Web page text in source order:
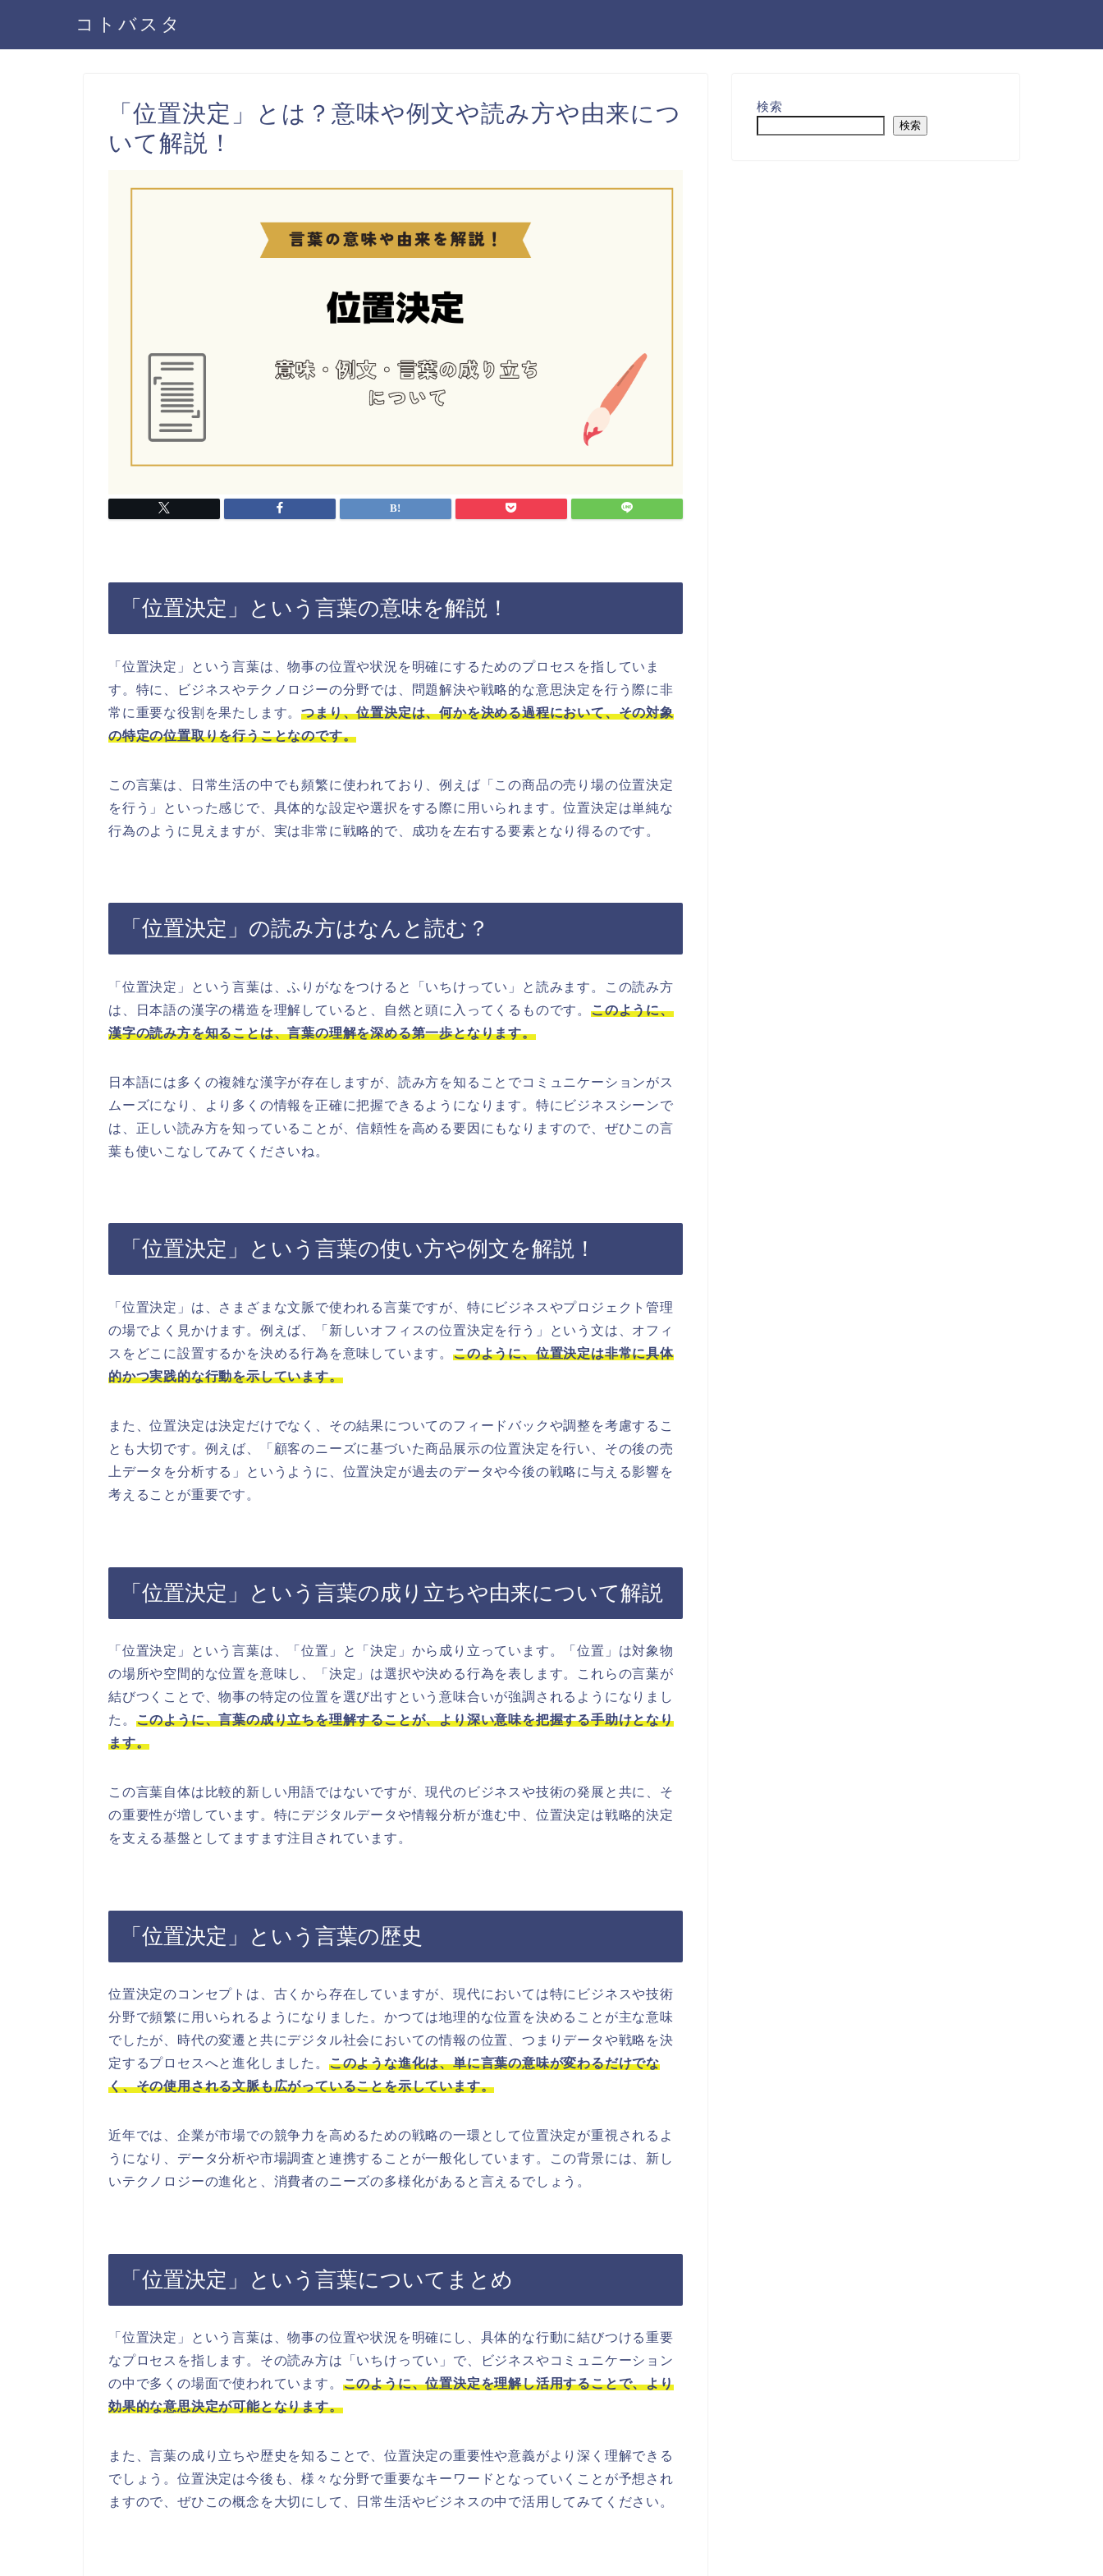
コトバスタ
「位置決定」とは？意味や例文や読み方や由来につ
いて解説！
「位置決定」という言葉の意味を解説！
「位置決定」という言葉は、物事の位置や状況を明確にするためのプロセスを指していま
す。特に、ビジネスやテクノロジーの分野では、問題解決や戦略的な意思決定を行う際に非
常に重要な役割を果たします。つまり、位置決定は、何かを決める過程において、その対象
の特定の位置取りを行うことなのです。
この言葉は、日常生活の中でも頻繁に使われており、例えば「この商品の売り場の位置決定
を行う」といった感じで、具体的な設定や選択をする際に用いられます。位置決定は単純な
行為のように見えますが、実は非常に戦略的で、成功を左右する要素となり得るのです。
「位置決定」の読み方はなんと読む？
「位置決定」という言葉は、ふりがなをつけると「いちけってい」と読みます。この読み方
は、日本語の漢字の構造を理解していると、自然と頭に入ってくるものです。 このように、
漢字の読み方を知ることは、言葉の理解を深める第一歩となります。
日本語には多くの複雑な漢字が存在しますが、読み方を知ることでコミュニケーションがス
ムーズになり、より多くの情報を正確に把握できるようになります。特にビジネスシーンで
は、正しい読み方を知っていることが、信頼性を高める要因にもなりますので、ぜひこの言
葉も使いこなしてみてくださいね。
「位置決定」という言葉の使い方や例文を解説！
「位置決定」は、さまざまな文脈で使われる言葉ですが、特にビジネスやプロジェクト管理
の場でよく見かけます。例えば、「新しいオフィスの位置決定を行う」という文は、オフィ
スをどこに設置するかを決める行為を意味しています。 このように、位置決定は非常に具体
的かつ実践的な行動を示しています。
また、位置決定は決定だけでなく、その結果についてのフィードバックや調整を考慮するこ
とも大切です。例えば、「顧客のニーズに基づいた商品展示の位置決定を行い、その後の売
上データを分析する」というように、位置決定が過去のデータや今後の戦略に与える影響を
考えることが重要です。
「位置決定」という言葉の成り立ちや由来について解説
「位置決定」という言葉は、「位置」と「決定」から成り立っています。「位置」は対象物
の場所や空間的な位置を意味し、「決定」は選択や決める行為を表します。これらの言葉が
結びつくことで、物事の特定の位置を選び出すという意味合いが強調されるようになりまし
た。 このように、言葉の成り立ちを理解することが、より深い意味を把握する手助けとなり
ます。
この言葉自体は比較的新しい用語ではないですが、現代のビジネスや技術の発展と共に、そ
の重要性が増しています。特にデジタルデータや情報分析が進む中、位置決定は戦略的決定
を支える基盤としてますます注目されています。
「位置決定」という言葉の歴史
位置決定のコンセプトは、古くから存在していますが、現代においては特にビジネスや技術
分野で頻繁に用いられるようになりました。かつては地理的な位置を決めることが主な意味
でしたが、時代の変遷と共にデジタル社会においての情報の位置、つまりデータや戦略を決
定するプロセスへと進化しました。 このような進化は、単に言葉の意味が変わるだけでな
く、その使用される文脈も広がっていることを示しています。
近年では、企業が市場での競争力を高めるための戦略の一環として位置決定が重視されるよ
うになり、データ分析や市場調査と連携することが一般化しています。この背景には、新し
いテクノロジーの進化と、消費者のニーズの多様化があると言えるでしょう。
「位置決定」という言葉についてまとめ
「位置決定」という言葉は、物事の位置や状況を明確にし、具体的な行動に結びつける重要
なプロセスを指します。その読み方は「いちけってい」で、ビジネスやコミュニケーション
の中で多くの場面で使われています。 このように、位置決定を理解し活用することで、より
効果的な意思決定が可能となります。
また、言葉の成り立ちや歴史を知ることで、位置決定の重要性や意義がより深く理解できる
でしょう。位置決定は今後も、様々な分野で重要なキーワードとなっていくことが予想され
ますので、ぜひこの概念を大切にして、日常生活やビジネスの中で活用してみてください。
検索
検索